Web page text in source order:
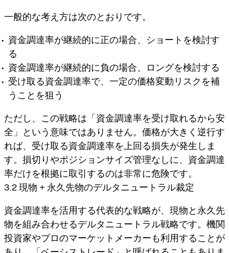
一般的な考え方は次のとおりです。
資金調達率が継続的に正の場合、ショートを検討す
る
資金調達率が継続的に負の場合、ロングを検討する
受け取る資金調達率で、一定の価格変動リスクを補
うことを狙う
ただし、この戦略は「資金調達率を受け取れるから安
全」という意味ではありません。価格が大きく逆行す
れば、受け取る資金調達率を上回る損失が発生しま
す。損切りやポジションサイズ管理なしに、資金調達
率だけを根拠に取引するのは非常に危険です。
3.2 現物 + 永久先物のデルタニュートラル裁定
資金調達率を活用する代表的な戦略が、現物と永久先
物を組み合わせるデルタニュートラル戦略です。機関
投資家やプロのマーケットメーカーも利用することが